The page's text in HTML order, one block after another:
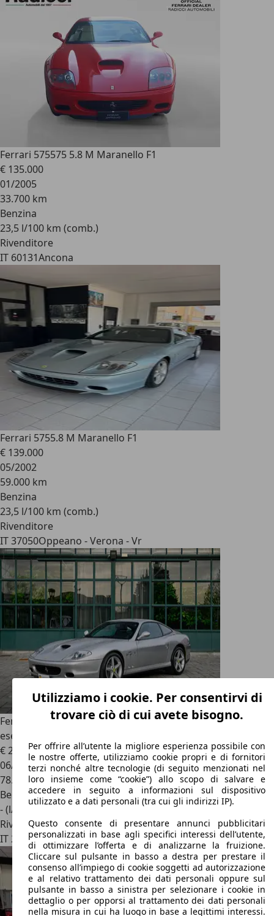
Ferrari 575575 5.8 M Maranello F1
€ 135.000
01/2005
33.700 km
Benzina
23,5 l/100 km (comb.)
Rivenditore
IT 60131Ancona
Ferrari 5755.8 M Maranello F1
€ 139.000
05/2002
59.000 km
Benzina
23,5 l/100 km (comb.)
Rivenditore
IT 37050Oppeano - Verona - Vr
Ferrari 575 M Maranello, Cambio MANUALE, 1/240
esemplari
€ 250.000
06/2002
78.000 km
Benzina
- (l/100 km)
Rivenditore
IT 21040Origgio - Varese - Va
Utilizziamo i cookie. Per consentirvi di
trovare ciò di cui avete bisogno.
Per offrire all’utente la migliore esperienza possibile con
le nostre offerte, utilizziamo cookie propri e di fornitori
terzi nonché altre tecnologie (di seguito menzionati nel
loro insieme come “cookie”) allo scopo di salvare e
accedere in seguito a informazioni sul dispositivo
utilizzato e a dati personali (tra cui gli indirizzi IP).
Questo consente di presentare annunci pubblicitari
personalizzati in base agli specifici interessi dell’utente,
di ottimizzare l’offerta e di analizzarne la fruizione.
Cliccare sul pulsante in basso a destra per prestare il
consenso all’impiego di cookie soggetti ad autorizzazione
e al relativo trattamento dei dati personali oppure sul
pulsante in basso a sinistra per selezionare i cookie in
dettaglio o per opporsi al trattamento dei dati personali
nella misura in cui ha luogo in base a legittimi interessi.